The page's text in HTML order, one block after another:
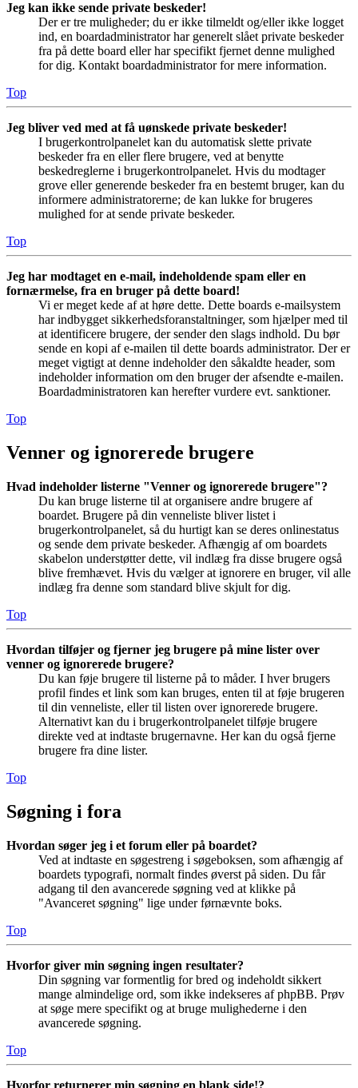
Jeg kan ikke sende private beskeder!
Der er tre muligheder; du er ikke tilmeldt og/eller ikke logget
ind, en boardadministrator har generelt slået private beskeder
fra på dette board eller har specifikt fjernet denne mulighed
for dig. Kontakt boardadministrator for mere information.
Top
Jeg bliver ved med at få uønskede private beskeder!
I brugerkontrolpanelet kan du automatisk slette private
beskeder fra en eller flere brugere, ved at benytte
beskedreglerne i brugerkontrolpanelet. Hvis du modtager
grove eller generende beskeder fra en bestemt bruger, kan du
informere administratorerne; de kan lukke for brugeres
mulighed for at sende private beskeder.
Top
Jeg har modtaget en e-mail, indeholdende spam eller en
fornærmelse, fra en bruger på dette board!
Vi er meget kede af at høre dette. Dette boards e-mailsystem
har indbygget sikkerhedsforanstaltninger, som hjælper med til
at identificere brugere, der sender den slags indhold. Du bør
sende en kopi af e-mailen til dette boards administrator. Der er
meget vigtigt at denne indeholder den såkaldte header, som
indeholder information om den bruger der afsendte e-mailen.
Boardadministratoren kan herefter vurdere evt. sanktioner.
Top
Venner og ignorerede brugere
Hvad indeholder listerne "Venner og ignorerede brugere"?
Du kan bruge listerne til at organisere andre brugere af
boardet. Brugere på din venneliste bliver listet i
brugerkontrolpanelet, så du hurtigt kan se deres onlinestatus
og sende dem private beskeder. Afhængig af om boardets
skabelon understøtter dette, vil indlæg fra disse brugere også
blive fremhævet. Hvis du vælger at ignorere en bruger, vil alle
indlæg fra denne som standard blive skjult for dig.
Top
Hvordan tilføjer og fjerner jeg brugere på mine lister over
venner og ignorerede brugere?
Du kan føje brugere til listerne på to måder. I hver brugers
profil findes et link som kan bruges, enten til at føje brugeren
til din venneliste, eller til listen over ignorerede brugere.
Alternativt kan du i brugerkontrolpanelet tilføje brugere
direkte ved at indtaste brugernavne. Her kan du også fjerne
brugere fra dine lister.
Top
Søgning i fora
Hvordan søger jeg i et forum eller på boardet?
Ved at indtaste en søgestreng i søgeboksen, som afhængig af
boardets typografi, normalt findes øverst på siden. Du får
adgang til den avancerede søgning ved at klikke på
"Avanceret søgning" lige under førnævnte boks.
Top
Hvorfor giver min søgning ingen resultater?
Din søgning var formentlig for bred og indeholdt sikkert
mange almindelige ord, som ikke indekseres af phpBB. Prøv
at søge mere specifikt og at bruge mulighederne i den
avancerede søgning.
Top
Hvorfor returnerer min søgning en blank side!?